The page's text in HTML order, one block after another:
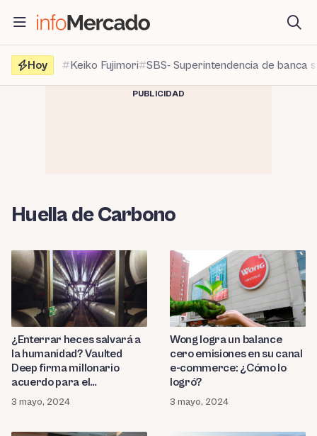
contenido
Hoy
Keiko Fujimori SBS- Superintendencia de banca
PUBLICIDAD
Huella de Carbono
¿Enterrar heces salvará a
la humanidad? Vaulted
Deep firma millonario
acuerdo para el
almacenamiento de CO2
3 mayo, 2024
Wong logra un balance
cero emisiones en su canal
e-commerce: ¿Cómo lo
logró?
3 mayo, 2024